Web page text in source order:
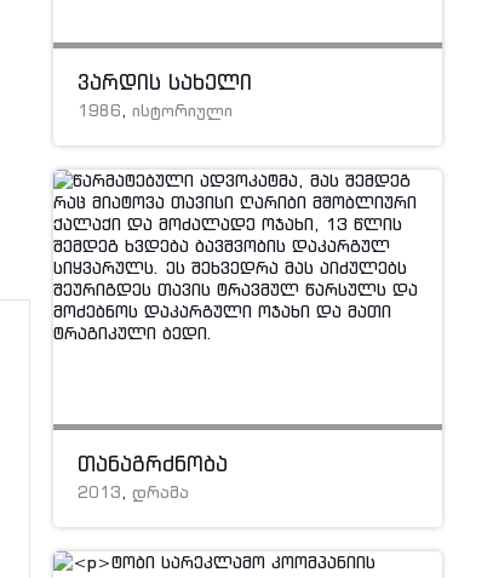
ვარდის სახელი
1986, ისტორიული
თანაგრძნობა
2013, დრამა